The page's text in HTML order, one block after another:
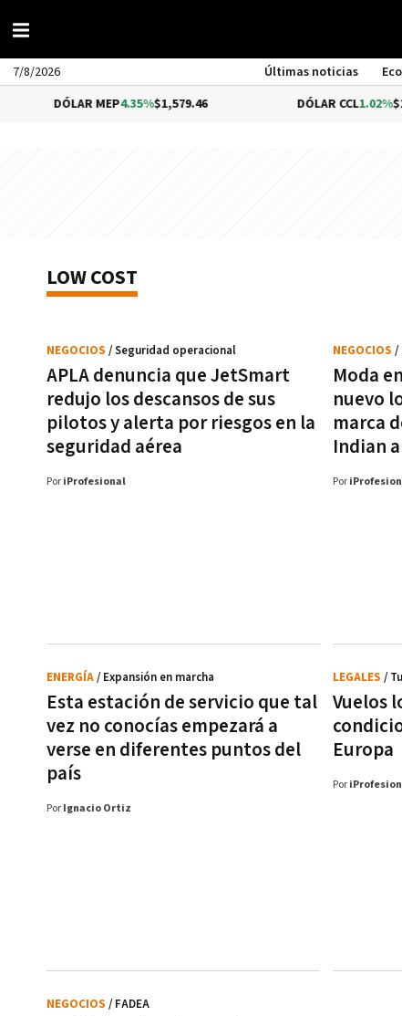
7/8/2026 Últimas noticias
DÓLAR MEP4.35%$1,579.46 DÓLAR CCL1.02%
LOW COST
APLA denuncia que JetSmart
redujo los descansos de sus
pilotos y alerta por riesgos en la
seguridad aérea
NEGOCIOS / Seguridad operacional
Por iProfesional
Moda
nuevo
marca
Indian
NEGOCIOS /
Por
Esta estación de servicio que tal
vez no conocías empezará a
verse en diferentes puntos del
país
ENERGÍA/ Expansión en marcha
Por Ignacio Ortiz
Vuelos
Europa
LEGALES /
Por
NEGOCIOS / FADEA